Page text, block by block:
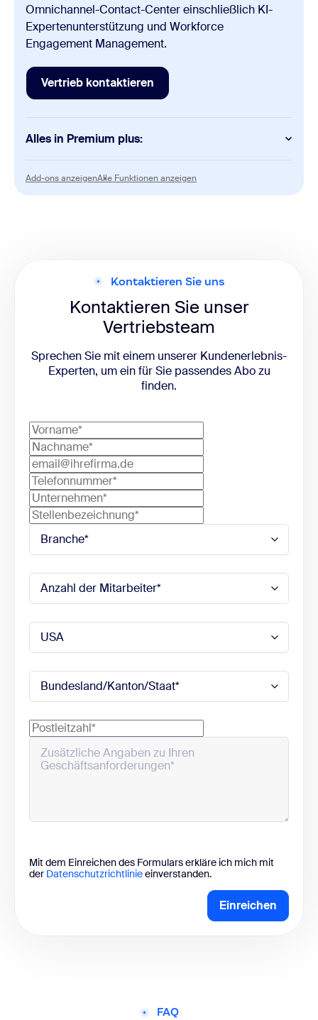
Omnichannel-Contact-Center einschließlich KI-
Expertenunterstützung und Workforce
Engagement Management.
Vertrieb kontaktieren
Vertrieb kontaktieren
Alles in Premium plus:
KI-Expertenunterstützung
Add-ons anzeigenAdd-ons anzeigen
Alle Funktionen anzeigen
Kontaktieren Sie uns
Kontaktieren Sie unser
Vertriebsteam
Sprechen Sie mit einem unserer Kundenerlebnis-
Experten, um ein für Sie passendes Abo zu
finden.
Mit dem Einreichen des Formulars erkläre ich mich mit
der Datenschutzrichtlinieeinverstanden.
Einreichen
FAQ